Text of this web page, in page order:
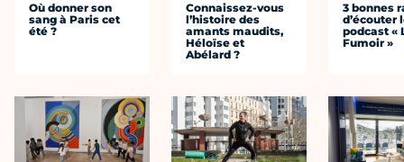
Où donner son
sang à Paris cet
été ?
Connaissez-vous
l’histoire des
amants maudits,
Héloïse et
Abélard ?
3 bonnes
d’écouter
podcast «
Fumoir »